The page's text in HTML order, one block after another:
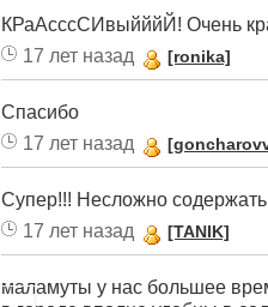
КРаАсссСИвыйййЙ! Очень
17 лет назад
[ronika]
Спасибо
17 лет назад
Супер!!! Несложно
17 лет назад
[TANIK]
маламуты у нас большее